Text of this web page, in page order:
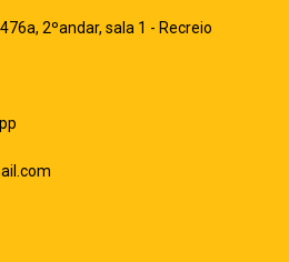
2ºandar, sala 1 - Recreio